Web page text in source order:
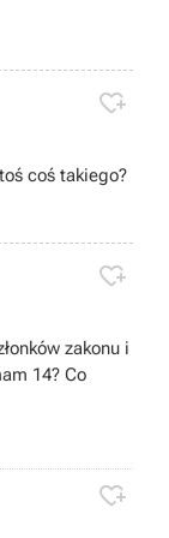

coś takiego?

zakonu i
14? Co
